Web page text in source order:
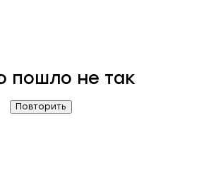
пошло не так
Повторить